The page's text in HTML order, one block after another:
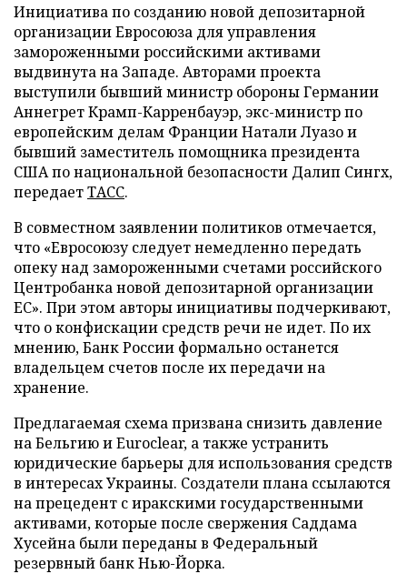
Инициатива по созданию новой депозитарной
организации Евросоюза для управления
замороженными российскими активами
выдвинута на Западе. Авторами проекта
выступили бывший министр обороны Германии
Аннегрет Крамп-Карренбауэр, экс-министр по
европейским делам Франции Натали Луазо и
бывший заместитель помощника президента
США по национальной безопасности Далип Сингх,
передаетТАСС.
В совместном заявлении политиков отмечается,
что «Евросоюзу следует немедленно передать
опеку над замороженными счетами российского
Центробанка новой депозитарной организации
ЕС». При этом авторы инициативы подчеркивают,
что о конфискации средств речи не идет. По их
мнению, Банк России формально останется
владельцем счетов после их передачи на
хранение.
Предлагаемая схема призвана снизить давление
на Бельгию и Euroclear, а также устранить
юридические барьеры для использования средств
в интересах Украины. Создатели плана ссылаются
на прецедент с иракскими государственными
активами, которые после свержения Саддама
Хусейна были переданы в Федеральный
резервный банк Нью-Йорка.